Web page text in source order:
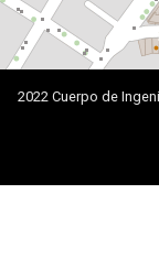
2022 Cuerpo de